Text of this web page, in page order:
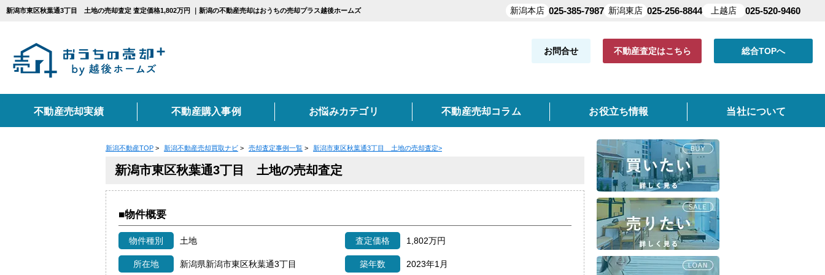
新潟市東区秋葉通3丁目 土地の売却査定 査定価格1,802万円 ｜新潟の不動産売却はおうちの売却プラス越後ホームズ
お問合せ 不動産査定はこちら 総合TOPへ
不動産売却実績
エリアから不動産売却実績を探す
新潟市 上越市 新発田市・聖籠町 妙高市 東京・神奈川・埼玉・千葉
戸建て マンション 収益物件
不動産購入事例 お悩みカテゴリ
カテゴリ別お悩み一覧
相続 住み替え 買取 空き家 離婚 任意売却 事故物件 共有持分
不動産売却コラム お役立ち情報
不動産売却に関するお役立ち情報
売却の流れ 仲介と買取の違い 不動産売却時の諸費用 高く売るポイント よくある質問 仲介手数料について
売却クイック査定とは
コンテンツ一覧
当社について
新潟不動産TOP > 新潟不動産売却買取ナビ > 売却査定事例一覧 > 新潟市東区秋葉通3丁目 土地の売却査定>
新潟市東区秋葉通3丁目 土地の売却査定
■物件概要
物件種別 土地 査定価格 1,802万円
所在地 新潟県新潟市東区秋葉通3丁目 築年数 2023年1月
新潟本店 025-385-7987 新潟東店 025-256-8844 上越店 025-520-9460